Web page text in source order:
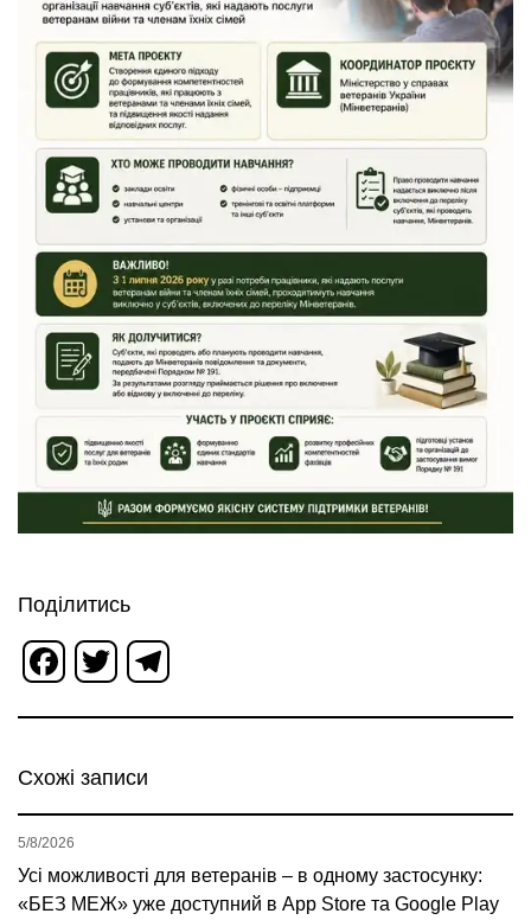
Поділитись
Facebook
Twitter
Схожі записи
Усі можливості для ветеранів – в одному застосунку:
«БЕЗ МЕЖ» уже доступний в App Store та Google Play
5/8/2026